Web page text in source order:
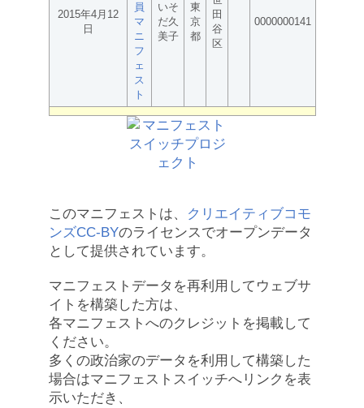
2015年4月12
日
員
マ
ニ
フ
ェ
ス
ト
いそ
だ久
美子
東
京
都
田
谷
区
0000000141
このマニフェストは、
クリエイティブコモ
ンズCC-BYのライセンスでオープンデータ
として提供されています。
マニフェストデータを再利用してウェブサ
イトを構築した方は、
各マニフェストへのクレジットを掲載して
ください。
多くの政治家のデータを利用して構築した
場合はマニフェストスイッチへリンクを表
示いただき、